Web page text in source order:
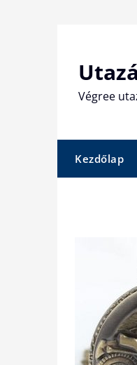
Végree
Kezdőlap